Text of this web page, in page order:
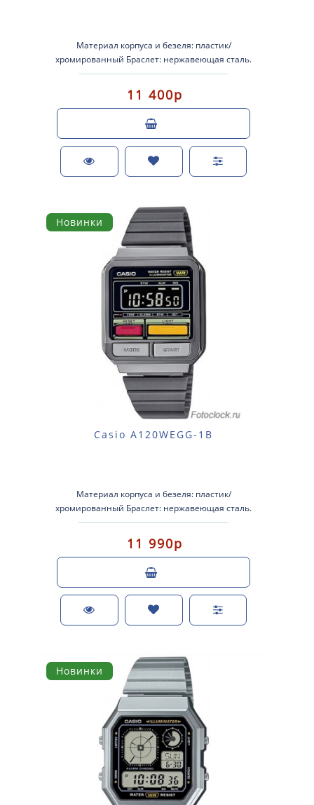
Материал корпуса и безеля: пластик/
хромированный Браслет: нержавеющая сталь.
Водонепроницаемый Пластиковые стекло..
11 400р
Новинки
Casio A120WEGG-1B
Материал корпуса и безеля: пластик/
хромированный Браслет: нержавеющая сталь.
Водонепроницаемый Пластиковые стекло..
11 990р
Новинки